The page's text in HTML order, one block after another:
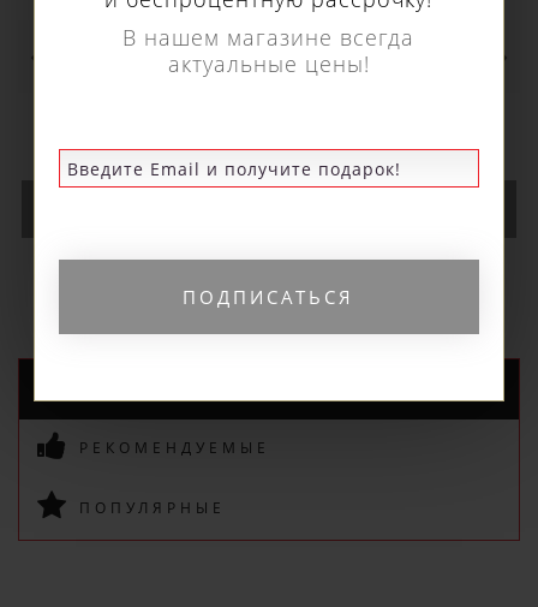
Рельсосверлильный станок Euroboor
РЕКОМЕНДУЕМЫЕ
ПОПУЛЯРНЫЕ